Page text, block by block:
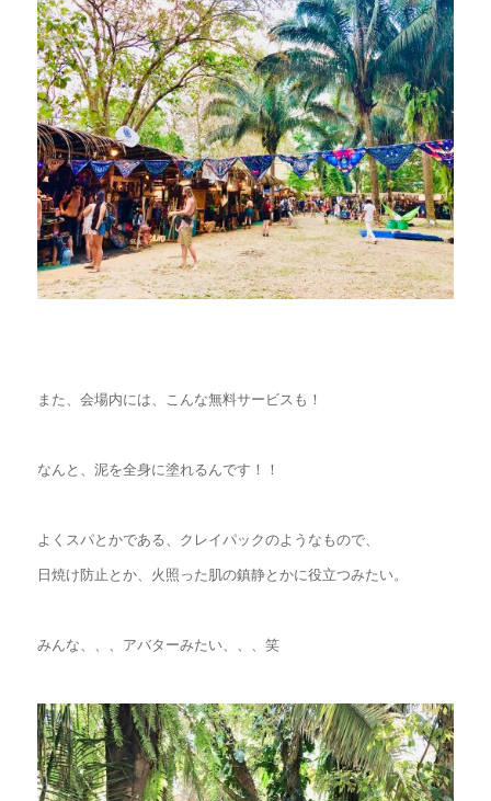
また、会場内には、こんな無料サービスも！
なんと、泥を全身に塗れるんです！！
よくスパとかである、クレイパックのようなもので、
日焼け防止とか、火照った肌の鎮静とかに役立つみたい。
みんな、、、アバターみたい、、、笑